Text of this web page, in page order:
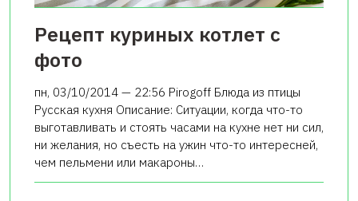
Рецепт куриных котлет с
фото
пн, 03/10/2014 — 22:56 Pirogoff Блюда из птицы
Русская кухня Описание: Ситуации, когда что-то
выготавливать и стоять часами на кухне нет ни сил,
ни желания, но съесть на ужин что-то интересней,
чем пельмени или макароны…